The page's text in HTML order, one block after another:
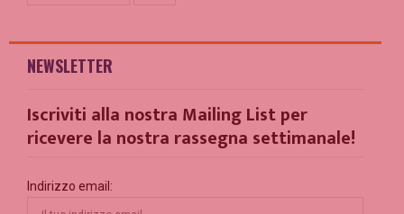
NEWSLETTER
Iscriviti alla nostra Mailing List per
ricevere la nostra rassegna settimanale!
Indirizzo email: